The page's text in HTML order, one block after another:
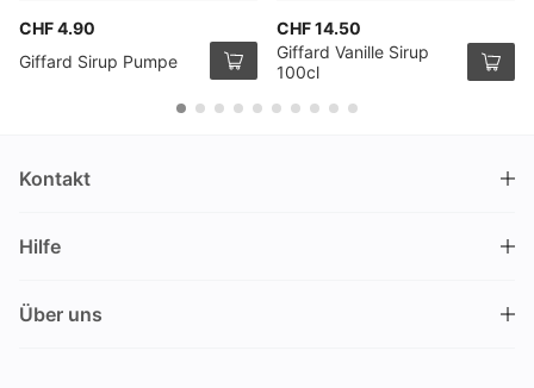
CHF 4.90
Giffard Sirup Pumpe
CHF 14.50
Giffard Vanille Sirup
100cl
Kontakt
Nüschelerstrasse 35
Schweiz
Hilfe
Über uns